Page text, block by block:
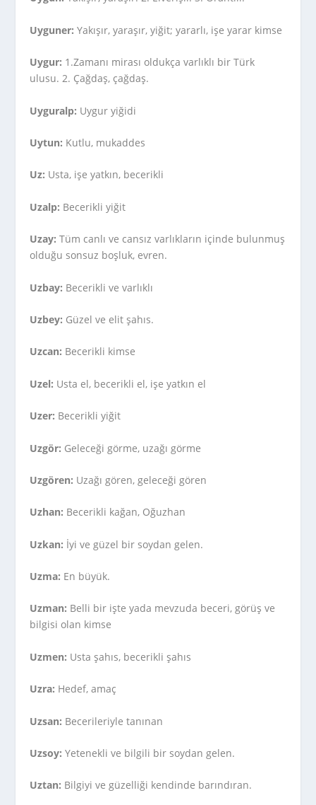
Uyguner: Yakışır, yaraşır, yiğit; yararlı, işe yarar kimse
Uygur: 1.Zamanı mirası oldukça varlıklı bir Türk
ulusu. 2. Çağdaş, çağdaş.
Uyguralp: Uygur yiğidi
Uytun: Kutlu, mukaddes
Uz: Usta, işe yatkın, becerikli
Uzalp: Becerikli yiğit
Uzay: Tüm canlı ve cansız varlıkların içinde bulunmuş
olduğu sonsuz boşluk, evren.
Uzbay: Becerikli ve varlıklı
Uzbey: Güzel ve elit şahıs.
Uzcan: Becerikli kimse
Uzel: Usta el, becerikli el, işe yatkın el
Uzer: Becerikli yiğit
Uzgör: Geleceği görme, uzağı görme
Uzgören: Uzağı gören, geleceği gören
Uzhan: Becerikli kağan, Oğuzhan
Uzkan: İyi ve güzel bir soydan gelen.
Uzma: En büyük.
Uzman: Belli bir işte yada mevzuda beceri, görüş ve
bilgisi olan kimse
Uzmen: Usta şahıs, becerikli şahıs
Uzra: Hedef, amaç
Uzsan: Becerileriyle tanınan
Uzsoy: Yetenekli ve bilgili bir soydan gelen.
Uztan: Bilgiyi ve güzelliği kendinde barındıran.